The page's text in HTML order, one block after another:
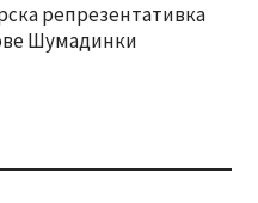
репрезентативка
Шумадинки